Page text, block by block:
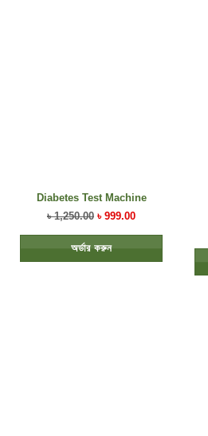
Diabetes Test Machine
৳1,250.00 ৳ 999.00
অর্ডার করুন